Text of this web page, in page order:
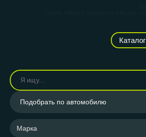
Каталог
Подобрать по автомобилю
Марка